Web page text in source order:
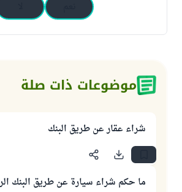
موضوعات ذات صلة
شراء عقار عن طريق البنك
ما حكم شراء سيارة عن طريق البنك